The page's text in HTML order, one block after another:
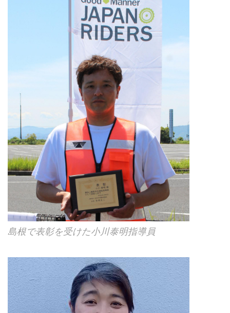
島根で表彰を受けた小川泰明指導員